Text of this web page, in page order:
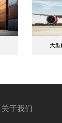
大型
关于我们